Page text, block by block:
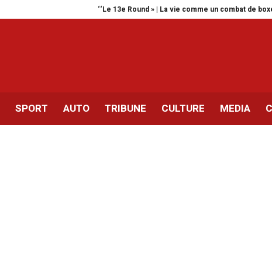
‘‘Le 13e Round » | La vie comme un combat de boxe Tahar
SPORT AUTO TRIBUNE CULTURE MEDIA